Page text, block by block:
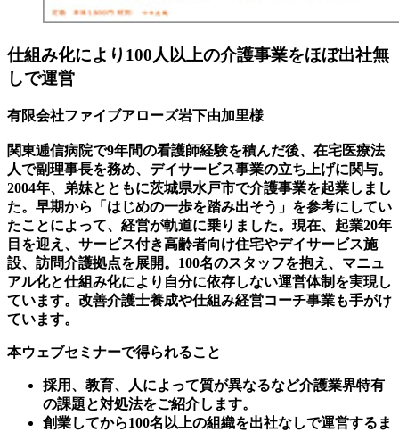
仕組み化により100人以上の介護事業をほぼ出社無
しで運営
有限会社ファイブアローズ岩下由加里様
関東逓信病院で9年間の看護師経験を積んだ後、在宅医療法
人で副理事長を務め、デイサービス事業の立ち上げに関与。
2004年、弟妹とともに茨城県水戸市で介護事業を起業しまし
た。早期から「はじめの一歩を踏み出そう」を参考にしてい
たことによって、経営が軌道に乗りました。現在、起業20年
目を迎え、サービス付き高齢者向け住宅やデイサービス施
設、訪問介護拠点を展開。100名のスタッフを抱え、マニュ
アル化と仕組み化により自分に依存しない運営体制を実現し
ています。改善介護士養成や仕組み経営コーチ事業も手がけ
ています。
本ウェブセミナーで得られること
採用、教育、人によって質が異なるなど介護業界特有
の課題と対処法をご紹介します。
創業してから100名以上の組織を出社なしで運営するま